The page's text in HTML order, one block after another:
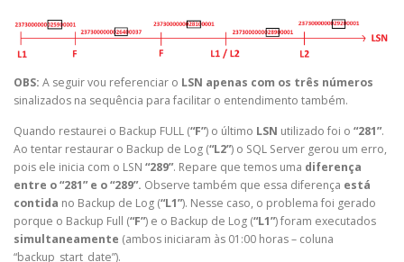
OBS: A seguir vou referenciar o LSN apenas com os três números
sinalizados na sequência para facilitar o entendimento também.
Quando restaurei o Backup FULL (“F”) o último LSN utilizado foi o “281”.
Ao tentar restaurar o Backup de Log (“L2”) o SQL Server gerou um erro,
pois ele inicia com o LSN “289”. Repare que temos uma diferença
entre o “281” e o “289”. Observe também que essa diferença está
contida no Backup de Log (“L1”). Nesse caso, o problema foi gerado
porque o Backup Full (“F”) e o Backup de Log (“L1”) foram executados
simultaneamente (ambos iniciaram às 01:00 horas – coluna
“backup_start_date”).